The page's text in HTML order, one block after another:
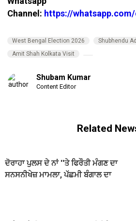
Channel: https://
West Bengal Election 2026
Shubhendu
Amit Shah Kolkata Visit
Shubam Kumar
Content Editor
Related
ਦੋਰਾਹਾ ਪੁਲਸ ਦੇ ਨਾਂ ''ਤੇ ਫਿਰੌਤੀ ਮੰਗਣ ਦਾ
ਸਨਸਨੀਖੇਜ਼ ਮਾਮਲਾ, ਪੱਛਮੀ ਬੰਗਾਲ ਦਾ